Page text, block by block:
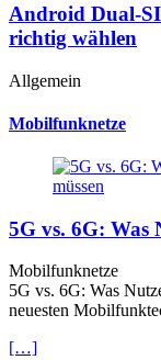
Android
richtig wählen
Allgemein
Mobilfunknetze
5G vs. 6G: Was
Mobilfunknetze
5G vs. 6G: Was
neuesten
[…]